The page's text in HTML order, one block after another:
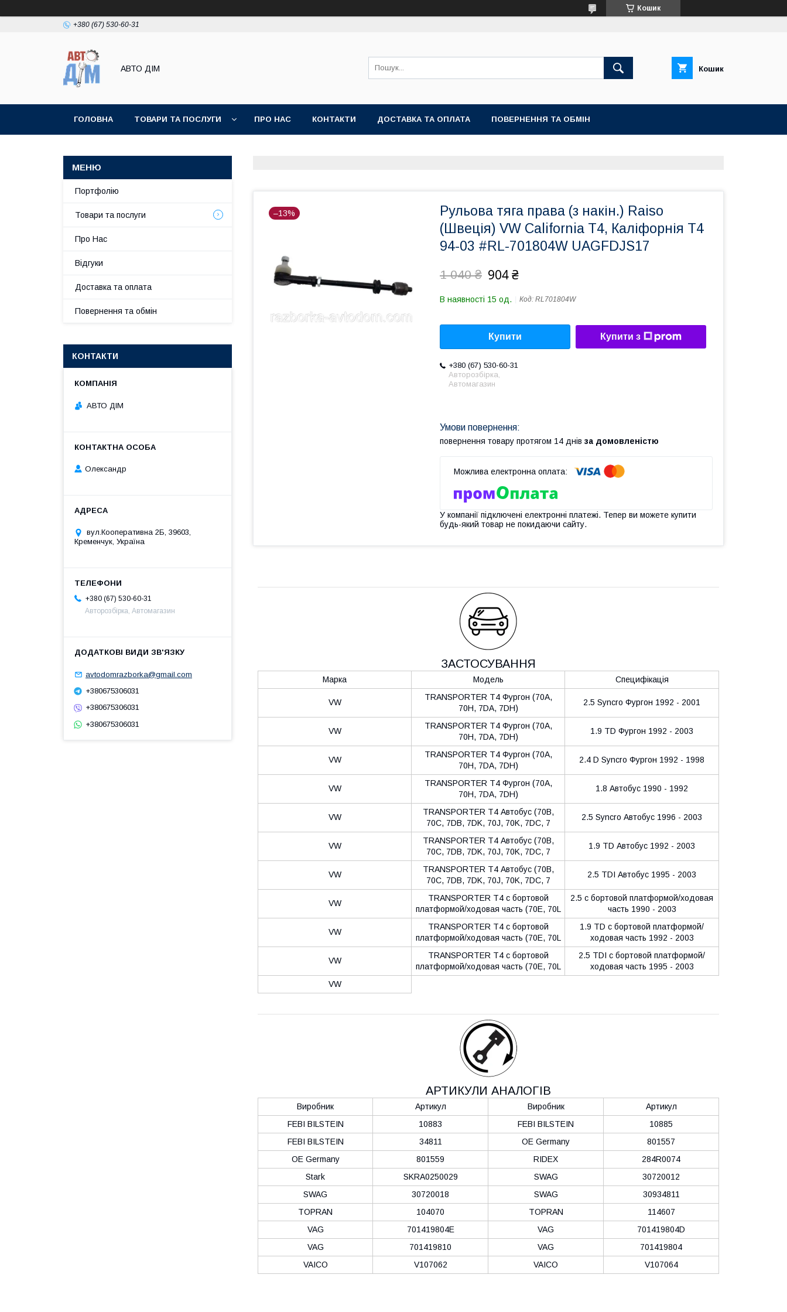
Кошик
+380 (67) 530-60-31
АВТО ДIМ Кошик
ГОЛОВНА ТОВАРИ ТА ПОСЛУГИ ПРО НАС КОНТАКТИ ДОСТАВКА ТА ОПЛАТА ПОВЕРНЕННЯ ТА ОБМІН
–13%
Рульова тяга права (з накін.) Raiso
(Швеція) VW California T4, Каліфорнія Т4
94-03 #RL-701804W UAGFDJS17
1 040 ₴ 904 ₴
В наявності 15 од. Код: RL701804W
Купити Купити з
+380 (67) 530-60-31
Авторозбірка,
Автомагазин
повернення товару протягом 14 днів за домовленістю
У компанії підключені електронні платежі. Тепер ви можете купити
будь-який товар не покидаючи сайту.
ЗАСТОСУВАННЯ
Марка Модель Специфікація
VW
TRANSPORTER T4 Фургон (70A,
70H, 7DA, 7DH)
2.5 Syncro Фургон 1992 - 2001
VW
TRANSPORTER T4 Фургон (70A,
70H, 7DA, 7DH)
1.9 TD Фургон 1992 - 2003
VW
TRANSPORTER T4 Фургон (70A,
70H, 7DA, 7DH)
2.4 D Syncro Фургон 1992 - 1998
VW
TRANSPORTER T4 Фургон (70A,
70H, 7DA, 7DH)
1.8 Автобус 1990 - 1992
VW
TRANSPORTER T4 Автобус (70B,
70C, 7DB, 7DK, 70J, 70K, 7DC, 7
2.5 Syncro Автобус 1996 - 2003
VW
TRANSPORTER T4 Автобус (70B,
70C, 7DB, 7DK, 70J, 70K, 7DC, 7
1.9 TD Автобус 1992 - 2003
VW
TRANSPORTER T4 Автобус (70B,
70C, 7DB, 7DK, 70J, 70K, 7DC, 7
2.5 TDI Автобус 1995 - 2003
VW
TRANSPORTER T4 c бортовой
платформой/ходовая часть (70E, 70L
2.5 c бортовой платформой/ходовая
часть 1990 - 2003
VW
TRANSPORTER T4 c бортовой
платформой/ходовая часть (70E, 70L
1.9 TD c бортовой платформой/
ходовая часть 1992 - 2003
VW
TRANSPORTER T4 c бортовой
платформой/ходовая часть (70E, 70L
2.5 TDI c бортовой платформой/
ходовая часть 1995 - 2003
VW
АРТИКУЛИ АНАЛОГІВ
Виробник Артикул Виробник
Артикул
FEBI BILSTEIN
10883 FEBI BILSTEIN
10885
FEBI BILSTEIN
34811 OE Germany
801557
OE Germany
801559 RIDEX
284R0074
Stark
SKRA0250029 SWAG
30720012
SWAG
30720018 SWAG
30934811
TOPRAN
104070 TOPRAN
114607
VAG
701419804E VAG
701419804D
VAG
701419810 VAG
701419804
VAICO
V107062 VAICO V107064
Портфолію
Товари та послуги
Про Нас
Відгуки
Доставка та оплата
Повернення та обмін
КОНТАКТИ
АВТО ДІМ
Олександр
вул.Кооперативна 2Б, 39603,
Кременчук, Україна
+380 (67) 530-60-31
Авторозбірка, Автомагазин
avtodomrazborka@gmail.com
+380675306031
+380675306031
+380675306031